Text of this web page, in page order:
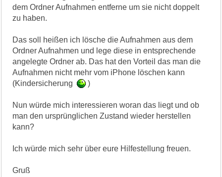
dem Ordner Aufnahmen entferne um sie nicht doppelt
zu haben.
Das soll heißen ich lösche die Aufnahmen aus dem
Ordner Aufnahmen und lege diese in entsprechende
angelegte Ordner ab. Das hat den Vorteil das man die
Aufnahmen nicht mehr vom iPhone löschen kann
(Kindersicherung
)
Nun würde mich interessieren woran das liegt und ob
man den ursprünglichen Zustand wieder herstellen
kann?
Ich würde mich sehr über eure Hilfestellung freuen.
Gruß